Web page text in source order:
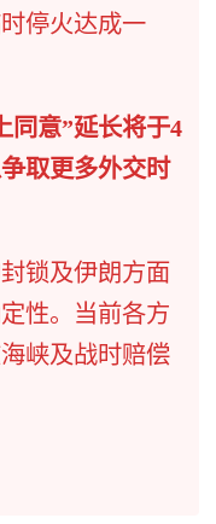
停火达成一
同意”延长将于4
取更多外交时
锁及伊朗方面
性。当前各方
峡及战时赔偿